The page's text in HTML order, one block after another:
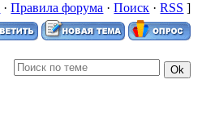
·Правила форума ·Поиск ·RSS ]